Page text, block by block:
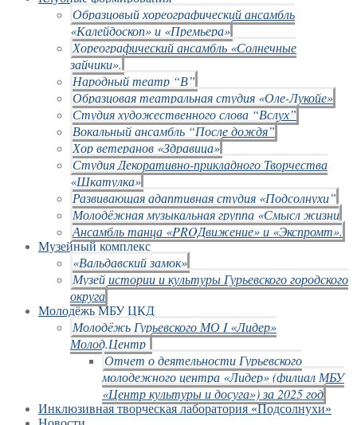
Образцовый хореографический ансамбль
«Калейдоскоп» и «Премьера»
Хореографический ансамбль «Солнечные
зайчики».
Народный театр “В”
Образцовая театральная студия «Оле-Лукойе»
Студия художественного слова “Вслух”
Вокальный ансамбль “После дождя”
Хор ветеранов «Здравица»
Студия Декоративно-прикладного Творчества
«Шкатулка»
Развивающая адаптивная студия «Подсолнухи”
Молодёжная музыкальная группа «Смысл жизни
Ансамбль танца «PROДвижение» и «Экспромт».
Музейный комплекс
«Вальдавский замок»
Музей истории и культуры Гурьевского городского
округа
Молодёжь МБУ ЦКД
Молодёжь Гурьевского МО I «Лидер»
Молод.Центр
Отчет о деятельности Гурьевского
молодежного центра «Лидер» (филиал МБУ
«Центр культуры и досуга») за 2025 год
Инклюзивная творческая лаборатория «Подсолнухи»